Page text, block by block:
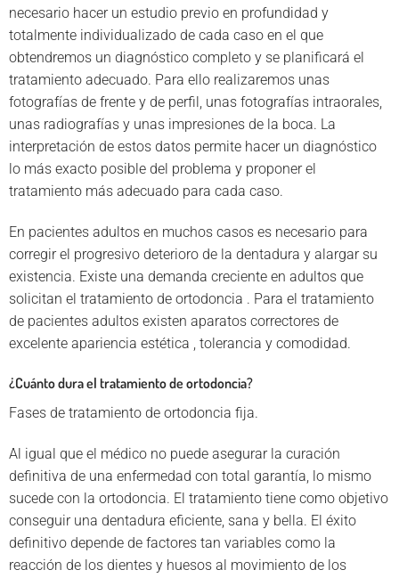
necesario hacer un estudio previo en profundidad y
totalmente individualizado de cada caso en el que
obtendremos un diagnóstico completo y se planificará el
tratamiento adecuado. Para ello realizaremos unas
fotografías de frente y de perfil, unas fotografías intraorales,
unas radiografías y unas impresiones de la boca. La
interpretación de estos datos permite hacer un diagnóstico
lo más exacto posible del problema y proponer el
tratamiento más adecuado para cada caso.
En pacientes adultos en muchos casos es necesario para
corregir el progresivo deterioro de la dentadura y alargar su
existencia. Existe una demanda creciente en adultos que
solicitan el tratamiento de ortodoncia . Para el tratamiento
de pacientes adultos existen aparatos correctores de
excelente apariencia estética , tolerancia y comodidad.
¿Cuánto dura el tratamiento de ortodoncia?
Fases de tratamiento de ortodoncia fija.
Al igual que el médico no puede asegurar la curación
definitiva de una enfermedad con total garantía, lo mismo
sucede con la ortodoncia. El tratamiento tiene como objetivo
conseguir una dentadura eficiente, sana y bella. El éxito
definitivo depende de factores tan variables como la
reacción de los dientes y huesos al movimiento de los